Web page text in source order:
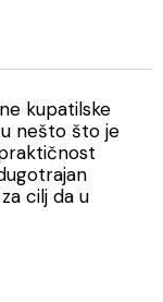
kupatilske
nešto što je
cilj da u